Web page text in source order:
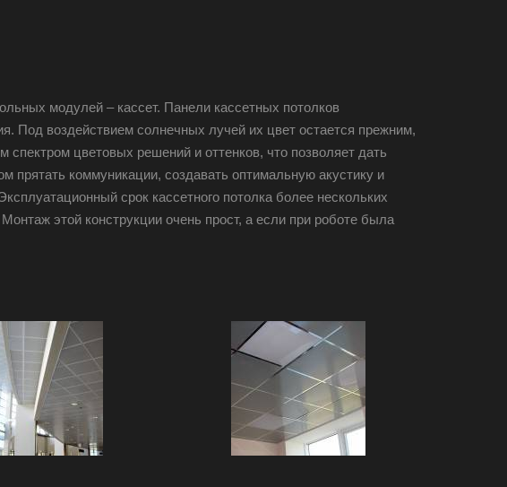
модулей – кассет. Панели кассетных потолков
Под воздействием солнечных лучей их цвет остается прежним,
цветовых решений и оттенков, что позволяет дать
прятать коммуникации, создавать оптимальную акустику и
срок кассетного потолка более нескольких
этой конструкции очень прост, а если при роботе была